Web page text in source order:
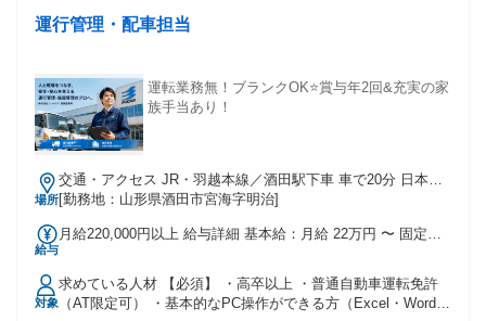
運行管理・配車担当
運転業務無！ブランクOK⭐賞与年2回&充実の家
族手当あり！
場所
交通・アクセス JR・羽越本線／酒田駅下車 車で20分 日本海
東北自動車道／酒田みなとIC下車 車で7分 ＊駐車場完備 ＊マ
[勤務地：山形県酒田市宮海字明治]
給与
月給220,000円以上 給与詳細 基本給：月給 22万円 〜 固定残
勤・家族手当金額：あり 全員に一律で支払われるその他手当
金額：あり ※経験・能力を考慮のうえ決定します。 ■昇給あ
り(年1回/6月) ■賞与あり(年2回/7月・12月、2025年実績合計3
対象
求めている人材 【必須】 ・高卒以上 ・普通自動車運転免許
（AT限定可） ・基本的なPC操作ができる方（Excel・Wordな